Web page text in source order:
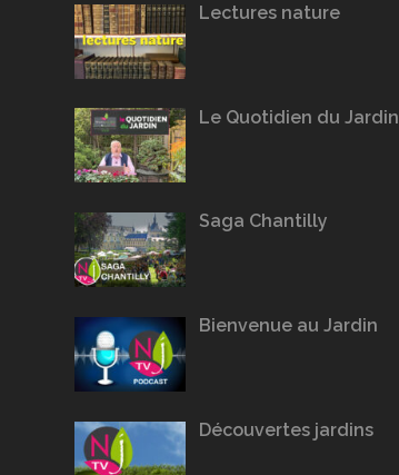
Lectures nature
Le Quotidien du Jardin
Saga Chantilly
Bienvenue au Jardin
Découvertes jardins